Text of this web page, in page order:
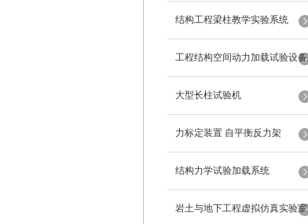
统
结构工程梁柱教学实验系统
工程结构空间动力加载试验设备
反力框架
大型长柱试验机
力标定装置 自平衡反力架
结构力学试验加载系统
岩土与地下工程虚拟仿真实验室